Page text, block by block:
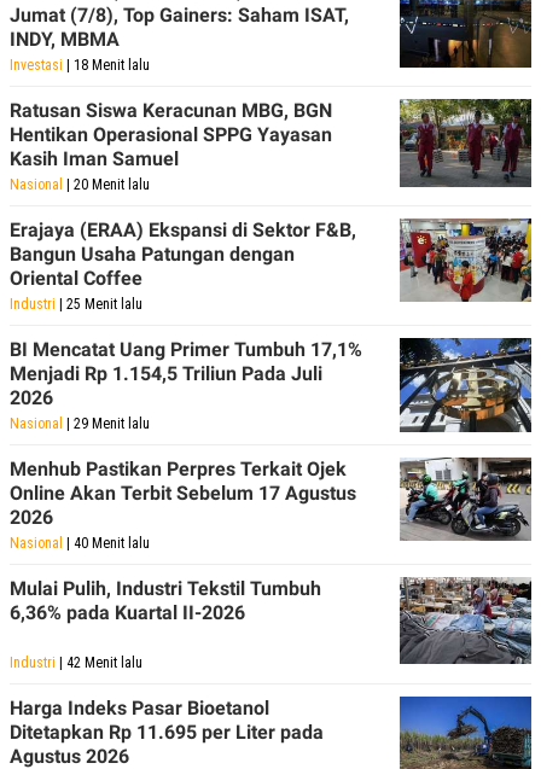
Jumat (7/8), Top Gainers: Saham ISAT,
INDY, MBMA
Investasi | 18 Menit lalu
Ratusan Siswa Keracunan MBG, BGN
Hentikan Operasional SPPG Yayasan
Kasih Iman Samuel
Nasional | 20 Menit lalu
Erajaya (ERAA) Ekspansi di Sektor F&B,
Bangun Usaha Patungan dengan
Oriental Coffee
Industri | 25 Menit lalu
BI Mencatat Uang Primer Tumbuh 17,1%
Menjadi Rp 1.154,5 Triliun Pada Juli
2026
Nasional | 29 Menit lalu
Menhub Pastikan Perpres Terkait Ojek
Online Akan Terbit Sebelum 17 Agustus
2026
Nasional | 40 Menit lalu
Mulai Pulih, Industri Tekstil Tumbuh
6,36% pada Kuartal II-2026
Industri | 42 Menit lalu
Harga Indeks Pasar Bioetanol
Ditetapkan Rp 11.695 per Liter pada
Agustus 2026